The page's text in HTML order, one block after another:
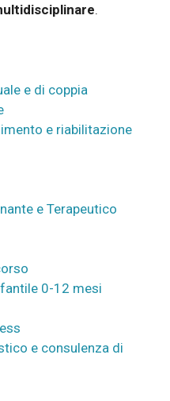
.
e di coppia
e riabilitazione
e Terapeutico
0-12 mesi
e consulenza di